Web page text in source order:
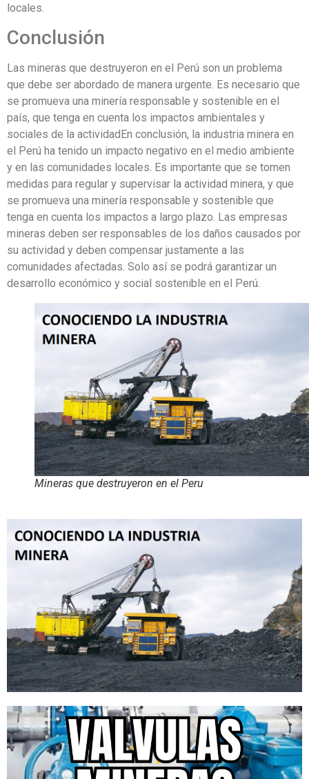
locales.
Conclusión
Las mineras que destruyeron en el Perú son un problema
que debe ser abordado de manera urgente. Es necesario que
se promueva una minería responsable y sostenible en el
país, que tenga en cuenta los impactos ambientales y
sociales de la actividadEn conclusión, la industria minera en
el Perú ha tenido un impacto negativo en el medio ambiente
y en las comunidades locales. Es importante que se tomen
medidas para regular y supervisar la actividad minera, y que
se promueva una minería responsable y sostenible que
tenga en cuenta los impactos a largo plazo. Las empresas
mineras deben ser responsables de los daños causados por
su actividad y deben compensar justamente a las
comunidades afectadas. Solo así se podrá garantizar un
desarrollo económico y social sostenible en el Perú.
Mineras que destruyeron en el Peru